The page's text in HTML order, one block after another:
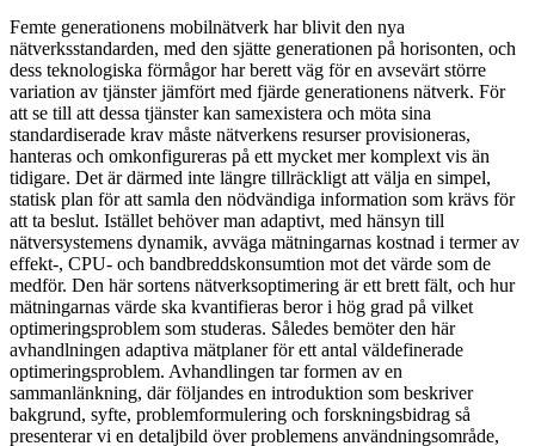
Femte generationens mobilnätverk har blivit den nya
nätverksstandarden, med den sjätte generationen på horisonten, och
dess teknologiska förmågor har berett väg för en avsevärt större
variation av tjänster jämfört med fjärde generationens nätverk. För
att se till att dessa tjänster kan samexistera och möta sina
standardiserade krav måste nätverkens resurser provisioneras,
hanteras och omkonfigureras på ett mycket mer komplext vis än
tidigare. Det är därmed inte längre tillräckligt att välja en simpel,
statisk plan för att samla den nödvändiga information som krävs för
att ta beslut. Istället behöver man adaptivt, med hänsyn till
nätversystemens dynamik, avväga mätningarnas kostnad i termer av
effekt-, CPU- och bandbreddskonsumtion mot det värde som de
medför. Den här sortens nätverksoptimering är ett brett fält, och hur
mätningarnas värde ska kvantifieras beror i hög grad på vilket
optimeringsproblem som studeras. Således bemöter den här
avhandlningen adaptiva mätplaner för ett antal väldefinerade
optimeringsproblem. Avhandlingen tar formen av en
sammanlänkning, där följandes en introduktion som beskriver
bakgrund, syfte, problemformulering och forskningsbidrag så
presenterar vi en detaljbild över problemens användningsområde,